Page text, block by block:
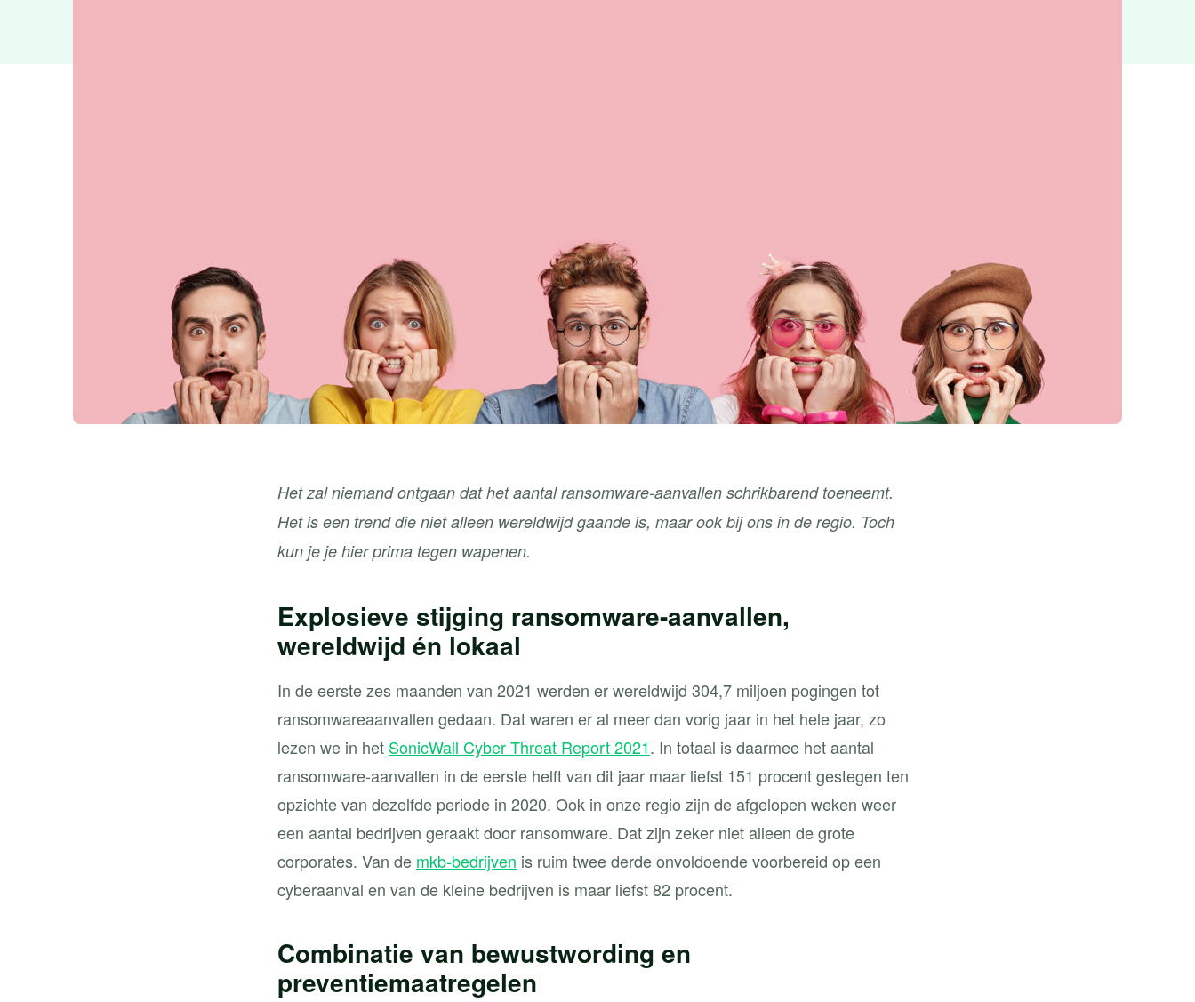
Het zal niemand ontgaan dat het aantal ransomware-aanvallen schrikbarend toeneemt.
Het is een trend die niet alleen wereldwijd gaande is, maar ook bij ons in de regio. Toch
kun je je hier prima tegen wapenen.
Explosieve stijging ransomware-aanvallen,
wereldwijd én lokaal
In de eerste zes maanden van 2021 werden er wereldwijd 304,7 miljoen pogingen tot
ransomwareaanvallen gedaan. Dat waren er al meer dan vorig jaar in het hele jaar, zo
lezen we in het SonicWall Cyber Threat Report 2021. In totaal is daarmee het aantal
ransomware-aanvallen in de eerste helft van dit jaar maar liefst 151 procent gestegen ten
opzichte van dezelfde periode in 2020. Ook in onze regio zijn de afgelopen weken weer
een aantal bedrijven geraakt door ransomware. Dat zijn zeker niet alleen de grote
corporates. Van de mkb-bedrijven is ruim twee derde onvoldoende voorbereid op een
cyberaanval en van de kleine bedrijven is maar liefst 82 procent.
Combinatie van bewustwording en
preventiemaatregelen